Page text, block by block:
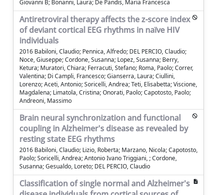
Giovanni B; Bonanni, Laura; De Pandis, Maria Francesca
Antiretroviral therapy affects the z-score index
of deviant cortical EEG rhythms in naïve HIV
individuals
2016 Babiloni, Claudio; Pennica, Alfredo; DEL PERCIO, Claudio;
Noce, Giuseppe; Cordone, Susanna; Lopez, Susanna; Berry,
Ketura; Muratori, Chiara; Ferracuti, Stefano; Roma, Paolo; Correr,
Valentina; Di Campli, Francesco; Gianserra, Laura; Ciullini,
Lorenzo; Aceti, Antonio; Soricelli, Andrea; Teti, Elisabetta; Viscione,
Magdalena; Limatola, Cristina; Onorati, Paolo; Capotosto, Paolo;
Andreoni, Massimo
Brain neural synchronization and functional
coupling in Alzheimer's disease as revealed by
resting state EEG rhythms
2016 Babiloni, Claudio; Lizio, Roberta; Marzano, Nicola; Capotosto,
Paolo; Soricelli, Andrea; Antonio Ivano Triggiani, ; Cordone,
Susanna; Gesualdo, Loreto; DEL PERCIO, Claudio
Classification of single normal and Alzheimer's